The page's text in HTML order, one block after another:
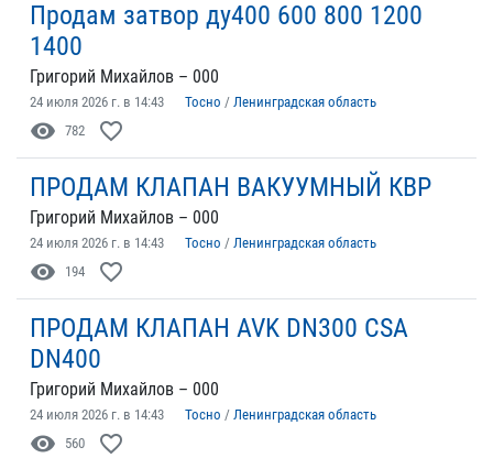
Продам затвор ду400 600 800 1200
1400
Григорий Михайлов – 000
24 июля 2026 г. в 14:43 Тосно / Ленинградская область
visibility 782 favorite_border
ПРОДАМ КЛАПАН ВАКУУМНЫЙ КВР
Григорий Михайлов – 000
24 июля 2026 г. в 14:43 Тосно / Ленинградская область
visibility 194 favorite_border
ПРОДАМ КЛАПАН AVK DN300 CSA
DN400
Григорий Михайлов – 000
24 июля 2026 г. в 14:43 Тосно / Ленинградская область
visibility 560 favorite_border